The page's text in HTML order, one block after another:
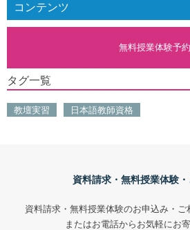
コンテンツ
無料授業体験予約
タグ一覧
教壇実習 日本語教師資格
資料請求・無料授業体験
資料請求・無料授業体験のお申込み・ご
またはお電話からお気軽にお